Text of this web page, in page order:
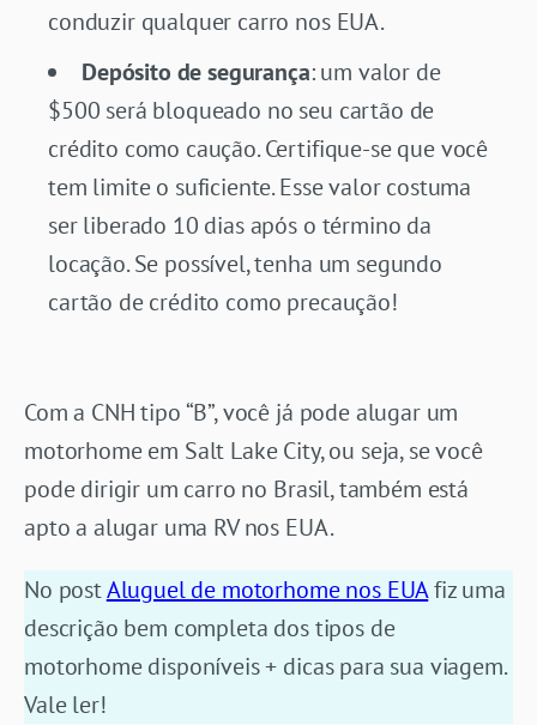
conduzir qualquer carro nos EUA.
Depósito de segurança: um valor de
$500 será bloqueado no seu cartão de
crédito como caução. Certifique-se que você
tem limite o suficiente. Esse valor costuma
ser liberado 10 dias após o término da
locação. Se possível, tenha um segundo
cartão de crédito como precaução!
Com a CNH tipo “B”, você já pode alugar um
motorhome em Salt Lake City, ou seja, se você
pode dirigir um carro no Brasil, também está
apto a alugar uma RV nos EUA.
No postAluguel de motorhome nos EUAfiz uma
descrição bem completa dos tipos de
motorhome disponíveis + dicas para sua viagem.
Vale ler!